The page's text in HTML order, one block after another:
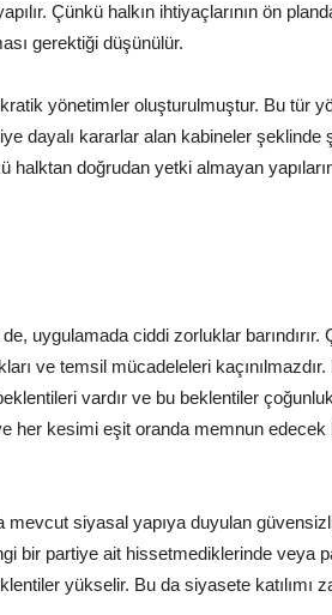
Çünkü halkın ihtiyaçlarının ön
gerektiği düşünülür.
yönetimler oluşturulmuştur. Bu tür
dayalı kararlar alan kabineler şeklinde
halktan doğrudan yetki almayan
uygulamada ciddi zorluklar barındırır.
ve temsil mücadeleleri kaçınılmazdır.
vardır ve bu beklentiler
her kesimi eşit oranda memnun
siyasal yapıya duyulan
bir partiye ait hissetmediklerinde veya
yükselir. Bu da siyasete katılımı